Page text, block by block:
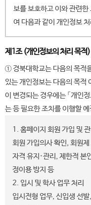
보를 보호하고 이와 관련
여 다음과 같이 개인정보
제1조 (개인정보의 처리 목적)
① 경북대학교는 다음의 목적
있는 개인정보는 다음의 목적
이 변경되는 경우에는 「개인
는 등 필요한 조치를 이행할
1. 홈페이지 회원 가입 및 관
회원 가입의사 확인, 회원
자격 유지·관리, 제한적 본
정이용 방지 등
2. 입시 및 학사 업무 처리
입시전형 업무, 신입생 선